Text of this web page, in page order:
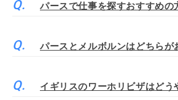
パースで仕事を探すおすすめの
パースとメルボルンはどちらが
イギリスのワーホリビザはどう